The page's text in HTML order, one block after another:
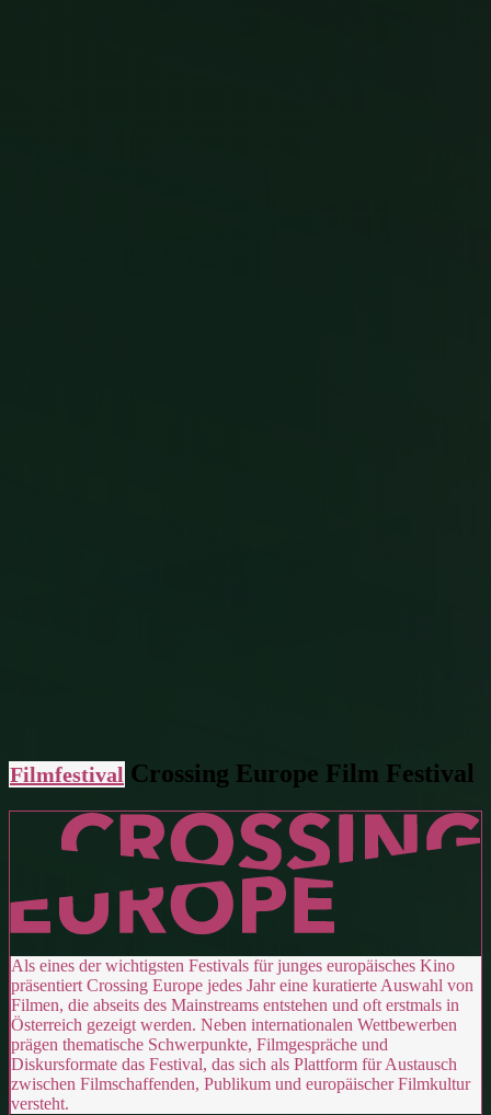
Filmfestival Crossing Europe Film Festival
Als eines der wichtigsten Festivals für junges europäisches Kino
präsentiert Crossing Europe jedes Jahr eine kuratierte Auswahl von
Filmen, die abseits des Mainstreams entstehen und oft erstmals in
Österreich gezeigt werden. Neben internationalen Wettbewerben
prägen thematische Schwerpunkte, Filmgespräche und
Diskursformate das Festival, das sich als Plattform für Austausch
zwischen Filmschaffenden, Publikum und europäischer Filmkultur
versteht.